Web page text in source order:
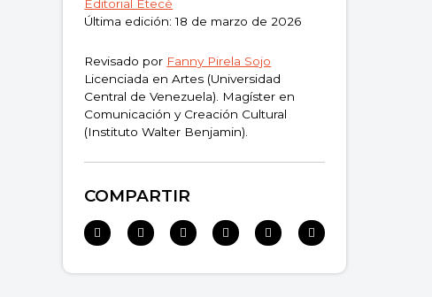
Editorial Etecé
Última edición: 18 de marzo de 2026
Revisado por Fanny Pirela Sojo
Licenciada en Artes (Universidad
Central de Venezuela). Magíster en
Comunicación y Creación Cultural
(Instituto Walter Benjamin).
COMPARTIR